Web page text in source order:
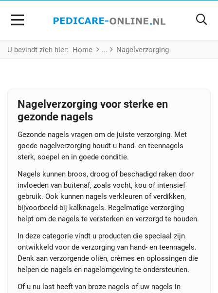
U bevindt zich hier: Home Nagelverzorging
Nagelverzorging voor sterke en
gezonde nagels
Gezonde nagels vragen om de juiste verzorging. Met
goede nagelverzorging houdt u hand- en teennagels
sterk, soepel en in goede conditie.
Nagels kunnen broos, droog of beschadigd raken door
invloeden van buitenaf, zoals vocht, kou of intensief
gebruik. Ook kunnen nagels verkleuren of verdikken,
bijvoorbeeld bij kalknagels. Regelmatige verzorging
helpt om de nagels te versterken en verzorgd te houden.
In deze categorie vindt u producten die speciaal zijn
ontwikkeld voor de verzorging van hand- en teennagels.
Denk aan verzorgende oliën, crèmes en oplossingen die
helpen de nagels en nagelomgeving te ondersteunen.
Of u nu last heeft van broze nagels of uw nagels in